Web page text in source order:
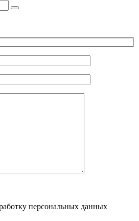
персональных данных